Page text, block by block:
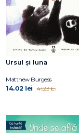
Ursul și luna
Matthew Burgess
14.02 lei 41.23 lei